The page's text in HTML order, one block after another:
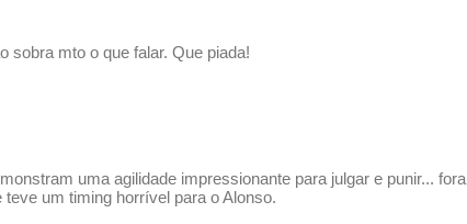
sobra mto o que falar. Que piada!
uma agilidade impressionante para julgar e punir... fora
um timing horrível para o Alonso.